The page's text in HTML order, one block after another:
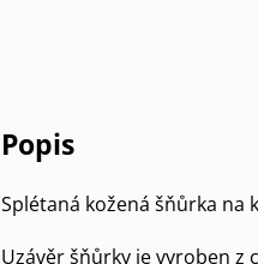
Popis
Splétaná kožená šňůrka na
Uzávěr šňůrky je vyroben z